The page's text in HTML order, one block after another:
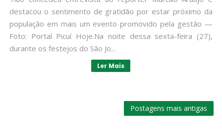
destacou o sentimento de gratidão por estar próximo da
população em mais um evento promovido pela gestão —
Foto: Portal Picuí Hoje.Na noite dessa sexta-feira (27),
durante os festejos do São Jo...
Ler Mais
Postagens mais antigas